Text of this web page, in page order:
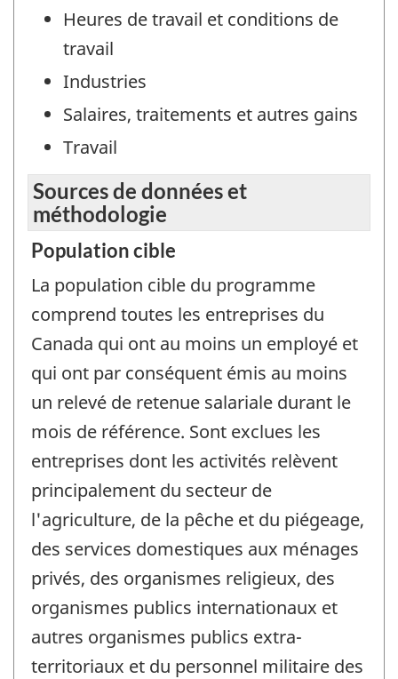
Heures de travail et conditions de
travail
Industries
Salaires, traitements et autres gains
Travail
Sources de données et
méthodologie
Population cible
La population cible du programme
comprend toutes les entreprises du
Canada qui ont au moins un employé et
qui ont par conséquent émis au moins
un relevé de retenue salariale durant le
mois de référence. Sont exclues les
entreprises dont les activités relèvent
principalement du secteur de
l'agriculture, de la pêche et du piégeage,
des services domestiques aux ménages
privés, des organismes religieux, des
organismes publics internationaux et
autres organismes publics extra-
territoriaux et du personnel militaire des